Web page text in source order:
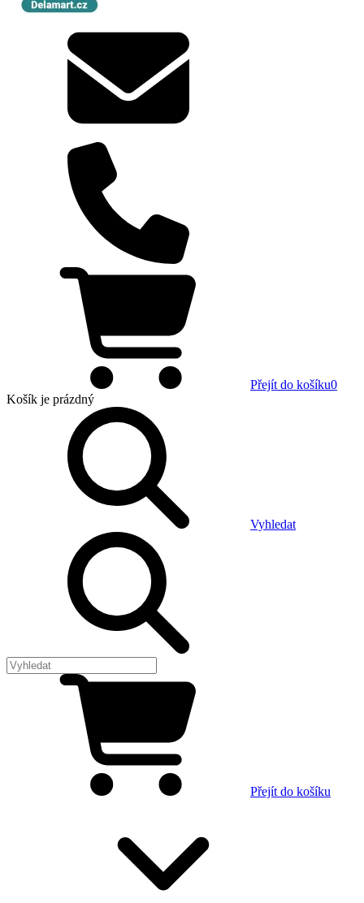
Přejít do košíku0
Košík je prázdný
Vyhledat
Přejít do košíku